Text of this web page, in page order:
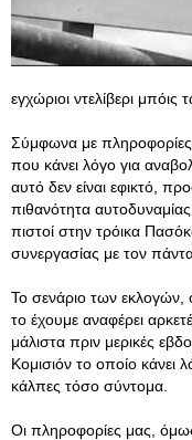
εγχώριοι ντελίβερι μπόις
Σύμφωνα με πληροφορίες,
που κάνει λόγο για
αυτό δεν είναι εφικτό,
πιθανότητα
πιστοί στην τρόικα
συνεργασίας με τον
Το σενάριο των εκλογών,
το έχουμε αναφέρει
μάλιστα πριν μερικές
Κομισιόν το οποίο κάνει
κάλπες τόσο σύντομα.
Οι πληροφορίες μας,